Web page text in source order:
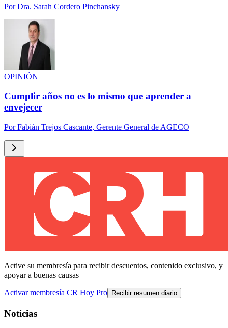
PorDra. Sarah Cordero Pinchansky
OPINIÓN
Cumplir años no es lo mismo que aprender a
envejecer
PorFabián Trejos Cascante, Gerente General de AGECO
Active su membresía para recibir descuentos, contenido exclusivo, y
apoyar a buenas causas
Activar membresía CR Hoy Pro Recibir resumen diario
Noticias